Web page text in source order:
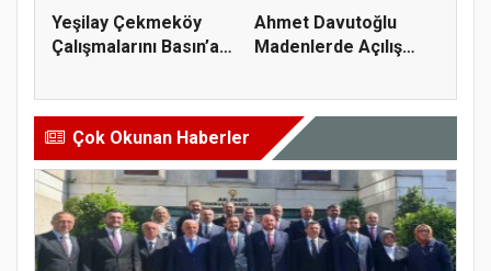
Yeşilay Çekmeköy
Çalışmalarını Basın’a
Ahmet Davutoğlu
Madenlerde Açılış
Çok Okunan Haberler